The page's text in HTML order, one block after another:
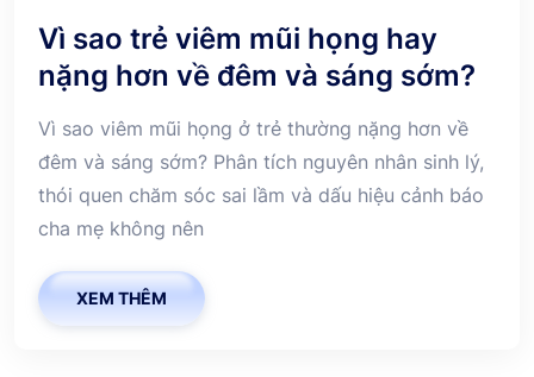
Vì sao trẻ viêm mũi họng hay
nặng hơn về đêm và sáng sớm?
Vì sao viêm mũi họng ở trẻ thường nặng hơn về
đêm và sáng sớm? Phân tích nguyên nhân sinh lý,
thói quen chăm sóc sai lầm và dấu hiệu cảnh báo
cha mẹ không nên
XEM THÊM